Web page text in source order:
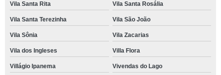
Vila Santa Rita Vila Santa Rosália
Vila Santa Terezinha Vila São João
Vila Sônia Vila Zacarias
Vila dos Ingleses Villa Flora
Villágio Ipanema Vivendas do Lago